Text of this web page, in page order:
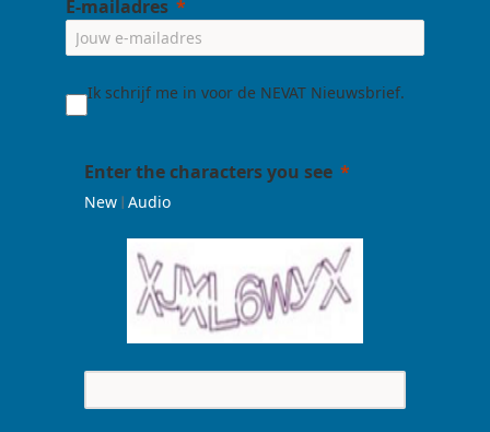
E-mailadres
Ik schrijf me in voor de NEVAT Nieuwsbrief.
Enter the characters you see
New | Audio